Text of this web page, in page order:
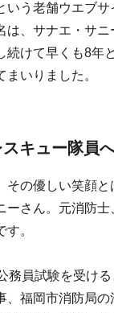
いう老舗ウエブ
は、サナエ・サ
続けて早くも8年
いりました。
キュー隊員
その優しい笑顔
ーさん。元消防
。
務員試験を受け
、福岡市消防局